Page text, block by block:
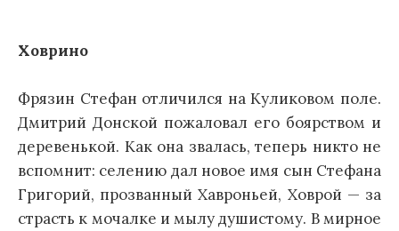
Ховрино
Фрязин Стефан отличился на Куликовом поле.
Дмитрий Донской пожаловал его боярством и
деревенькой. Как она звалась, теперь никто не
вспомнит: селению дал новое имя сын Стефана
Григорий, прозванный Хавроньей, Ховрой — за
страсть к мочалке и мылу душистому. В мирное